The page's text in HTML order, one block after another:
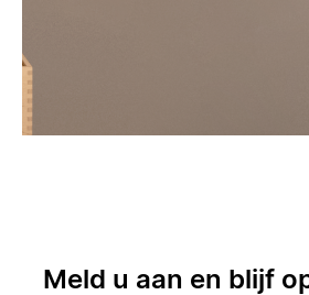
Meld u aan en blijf